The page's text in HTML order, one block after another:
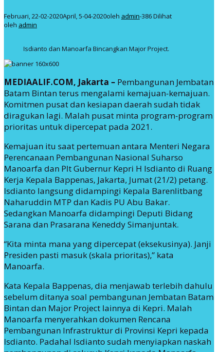
Februari, 22-02-2020April, 5-04-2020oleh admin-386 Dilihat
oleh admin
Isdianto dan Manoarfa Bincangkan Major Project.
MEDIAALIF.COM, Jakarta – Pembangunan Jembatan
Batam Bintan terus mengalami kemajuan-kemajuan.
Komitmen pusat dan kesiapan daerah sudah tidak
diragukan lagi. Malah pusat minta program-program
prioritas untuk dipercepat pada 2021.
Kemajuan itu saat pertemuan antara Menteri Negara
Perencanaan Pembangunan Nasional Suharso
Manoarfa dan Plt Gubernur Kepri H Isdianto di Ruang
Kerja Kepala Bappenas, Jakarta, Jumat (21/2) petang.
Isdianto langsung didampingi Kepala Barenlitbang
Naharuddin MTP dan Kadis PU Abu Bakar.
Sedangkan Manoarfa didampingi Deputi Bidang
Sarana dan Prasarana Keneddy Simanjuntak.
“Kita minta mana yang dipercepat (eksekusinya). Janji
Presiden pasti masuk (skala prioritas),” kata
Manoarfa.
Kata Kepala Bappenas, dia menjawab terlebih dahulu
sebelum ditanya soal pembangunan Jembatan Batam
Bintan dan Major Project lainnya di Kepri. Malah
Manoarfa menyerahkan dokumen Rencana
Pembangunan Infrastruktur di Provinsi Kepri kepada
Isdianto. Padahal Isdianto sudah menyiapkan naskah